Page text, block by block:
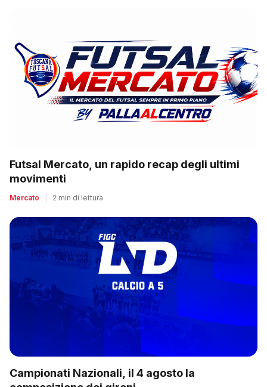
Futsal Mercato, un rapido recap degli ultimi
movimenti
Mercato 2 min di lettura
Campionati Nazionali, il 4 agosto la